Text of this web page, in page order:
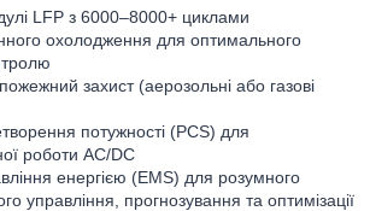
LFP з 6000–8000+ циклами
охолодження для оптимального
захист (аерозольні або газові
потужності (PCS) для
роботи AC/DC
енергією (EMS) для розумного
управління, прогнозування та оптимізації